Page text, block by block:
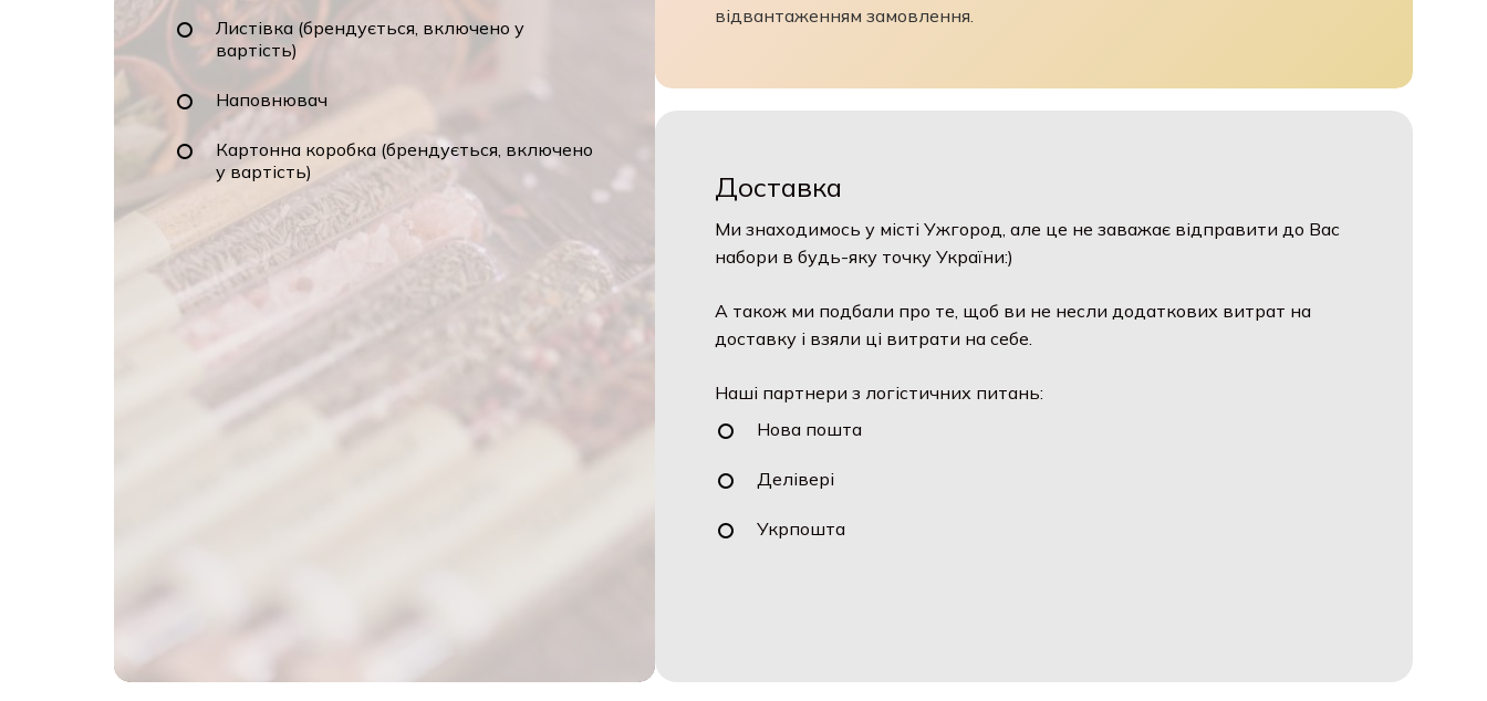
Листівка (брендується, включено у
вартість)
Наповнювач
Картонна коробка (брендується, включено
у вартість)
відвантаженням замовлення.
Доставка
Ми знаходимось у місті Ужгород, але це не заважає відправити до Вас
набори в будь-яку точку України:)
А також ми подбали про те, щоб ви не несли додаткових витрат на
доставку і взяли ці витрати на себе.
Наші партнери з логістичних питань:
Нова пошта
Делівері
Укрпошта